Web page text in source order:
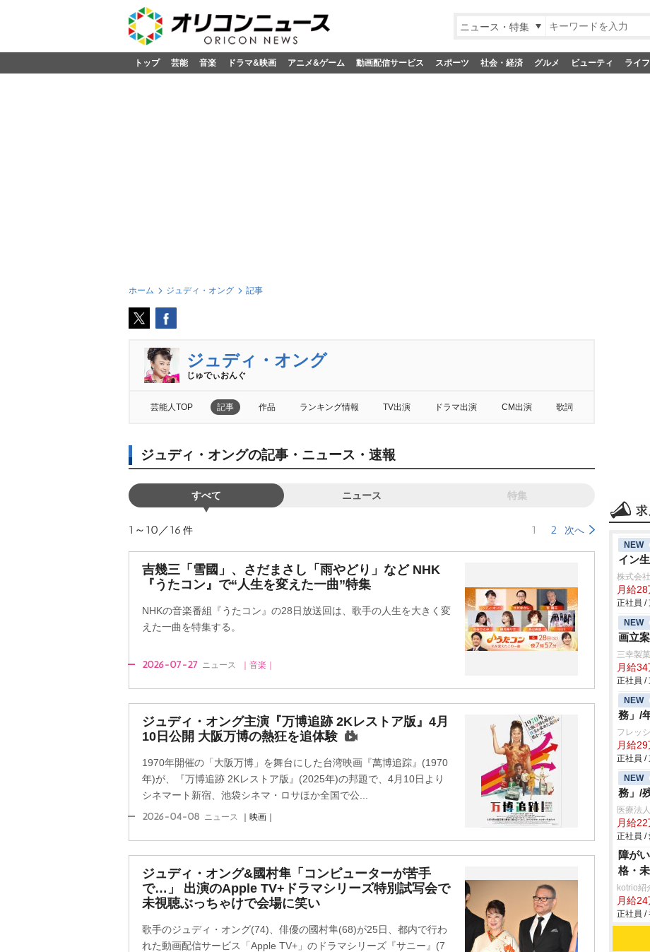
ニュース・特集
トップ 芸能 音楽 ドラマ&映画 アニメ&ゲーム 動画配信サービス スポーツ 社会・経済 グルメ ビューティ ライフ
ホーム ジュディ・オング 記事
ジュディ・オング
じゅでぃおんぐ
芸能人TOP 記事 作品 ランキング情報 TV出演 ドラマ出演 CM出演 歌詞
ジュディ・オングの記事・ニュース・速報
すべて ニュース 特集
1～10／16 件 1 2 次へ
吉幾三「雪國」、さだまさし「雨やどり」など NHK
『うたコン』で“人生を変えた一曲”特集
NHKの音楽番組『うたコン』の28日放送回は、歌手の人生を大きく変
えた一曲を特集する。
2026-07-27 ニュース ｜音楽｜
ジュディ・オング主演『万博追跡 2Kレストア版』4月
10日公開 大阪万博の熱狂を追体験
1970年開催の「大阪万博」を舞台にした台湾映画『萬博追踪』(1970
年)が、『万博追跡 2Kレストア版』(2025年)の邦題で、4月10日より
シネマート新宿、池袋シネマ・ロサほか全国で公...
2026-04-08 ニュース ｜映画｜
ジュディ・オング&國村隼「コンピューターが苦手
で…」 出演のApple TV+ドラマシリーズ特別試写会で
未視聴ぶっちゃけで会場に笑い
歌手のジュディ・オング(74)、俳優の國村隼(68)が25日、都内で行わ
れた動画配信サービス「Apple TV+」のドラマシリーズ『サニー』(7
NEW
イン
株式会
月給
正社員 /
NEW
画立
三幸製
月給
正社員 /
NEW
務」/
フレッ
月給
正社員 /
NEW
務」/
医療法
月給
正社員 /
障が
格・
kotrio紹
月給
正社員 /